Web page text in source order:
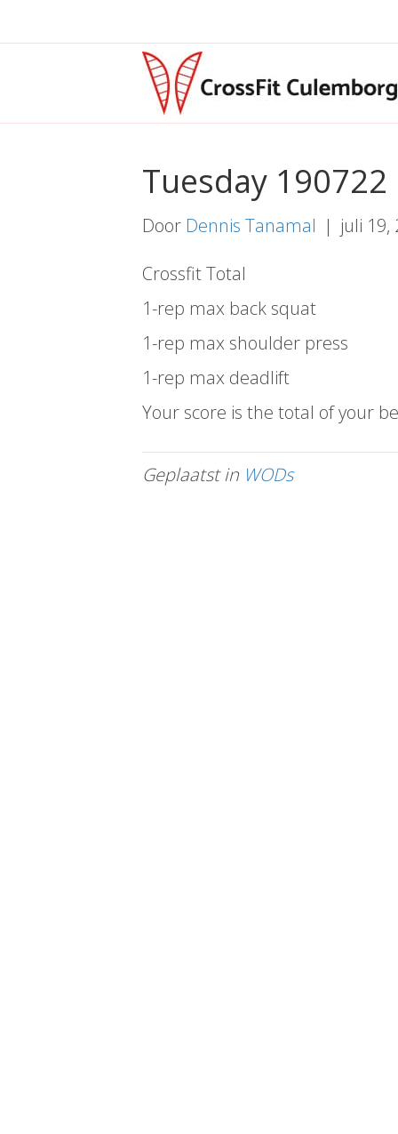
Tuesday 190722
Door Dennis Tanamal | juli 19,
Crossfit Total
1-rep max back squat
1-rep max shoulder press
1-rep max deadlift
Your score is the total of your
Geplaatst in WODs